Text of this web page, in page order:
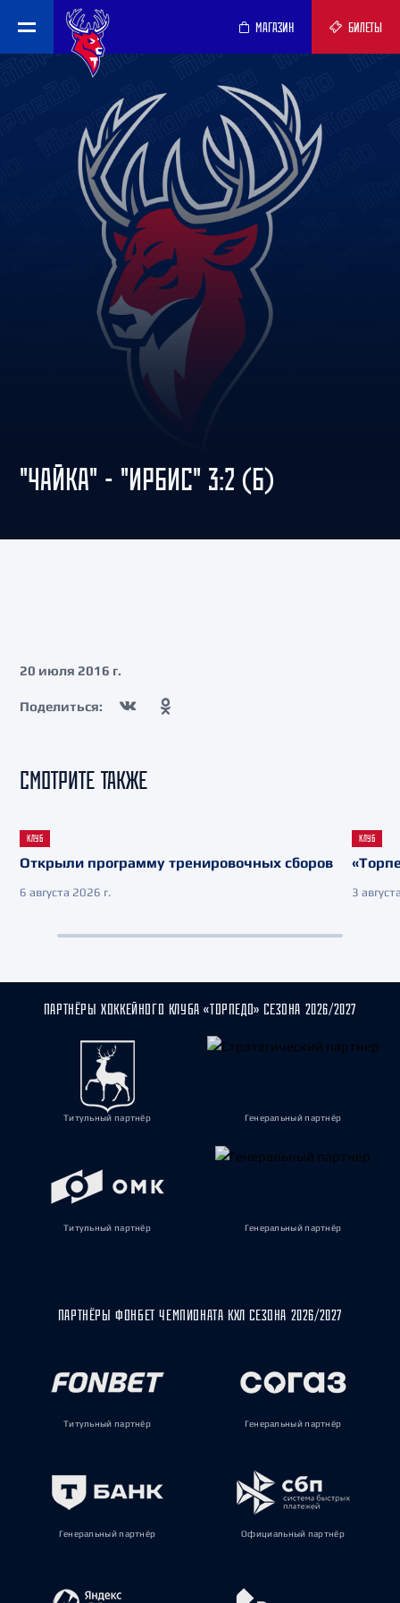
МАГАЗИН БИЛЕТЫ
"ЧАЙКА" - "ИРБИС" 3:2 (Б)
20 июля 2016 г.
Поделиться:
СМОТРИТЕ ТАКЖЕ
КЛУБ
Открыли программу тренировочных сборов
6 августа 2026 г.
КЛУБ
3
ПАРТНЁРЫ ХОККЕЙНОГО КЛУБА «ТОРПЕДО» СЕЗОНА 2026/2027
Титульный партнёр Генеральный партнёр
Титульный партнёр Генеральный партнёр
ПАРТНЁРЫ ФОНБЕТ ЧЕМПИОНАТА КХЛ СЕЗОНА 2026/2027
Титульный партнёр Генеральный партнёр
Генеральный партнёр Официальный партнёр